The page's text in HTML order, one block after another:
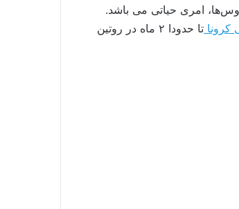
امری حیاتی می باشد.
کرونا
تا حدودا ۲ ماه در روتین